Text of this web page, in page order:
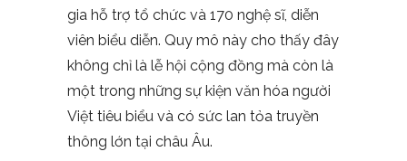
gia hỗ trợ tổ chức và 170 nghệ sĩ, diễn
viên biểu diễn. Quy mô này cho thấy đây
không chỉ là lễ hội cộng đồng mà còn là
một trong những sự kiện văn hóa người
Việt tiêu biểu và có sức lan tỏa truyền
thông lớn tại châu Âu.